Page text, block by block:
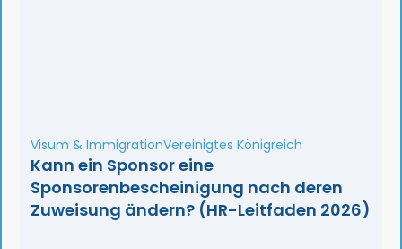
Visum & ImmigrationVereinigtes Königreich
Kann ein Sponsor eine
Sponsorenbescheinigung nach deren
Zuweisung ändern? (HR-Leitfaden 2026)